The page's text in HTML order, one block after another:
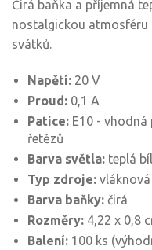
Čirá baňka a příjemná
nostalgickou atmosféru
svátků.
Napětí: 20 V
Proud: 0,1 A
Patice: E10 - vhodná
řetězů
Barva světla: teplá
Typ zdroje:
Barva baňky: čirá
Rozměry: 4,22 x 0,8
Balení: 100 ks